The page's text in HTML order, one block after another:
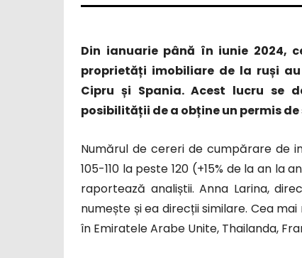
Din ianuarie până în iunie 2024,
proprietăți imobiliare de la ruși
Cipru și Spania. Acest lucru se
posibilității de a obține un permis de
Numărul de cereri de cumpărare de
105-110 la peste 120 (+15% de la an la
raportează analiștii. Anna Larina,
numește și ea direcții similare. Cea
în Emiratele Arabe Unite, Thailanda,